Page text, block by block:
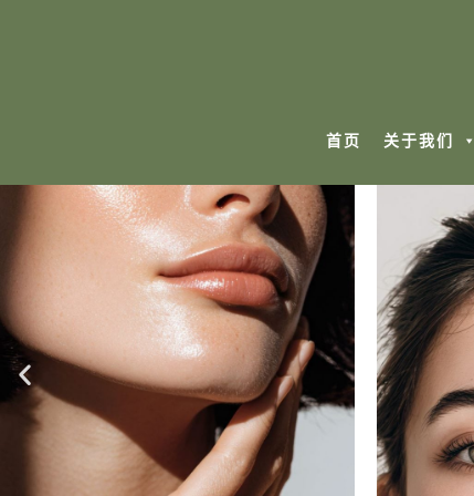
首页 关于我们